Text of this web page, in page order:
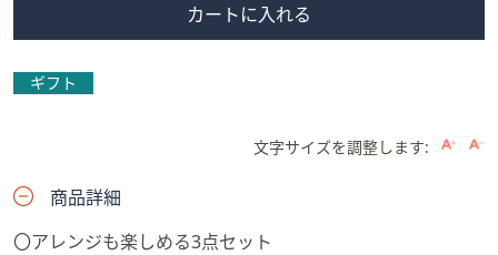
カートに入れる
ギフト
文字サイズを調整します:
商品詳細
〇アレンジも楽しめる3点セット